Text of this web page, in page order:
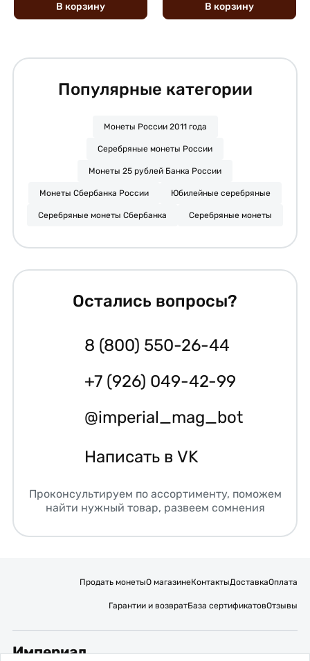
В корзину В корзину
Популярные категории
Монеты России 2011 года
Серебряные монеты России
Монеты 25 рублей Банка России
Монеты Сбербанка России Юбилейные серебряные
Серебряные монеты Сбербанка Серебряные монеты
Остались вопросы?
8 (800) 550-26-44
+7 (926) 049-42-99
@imperial_mag_bot
Написать в VK
Проконсультируем по ассортименту, поможем
найти нужный товар, развеем сомнения
Продать монетыО магазинеКонтактыДоставкаОплата
Гарантии и возвратБаза сертификатовОтзывы
Империал